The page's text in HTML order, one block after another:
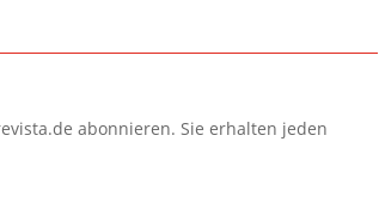
abonnieren. Sie erhalten jeden